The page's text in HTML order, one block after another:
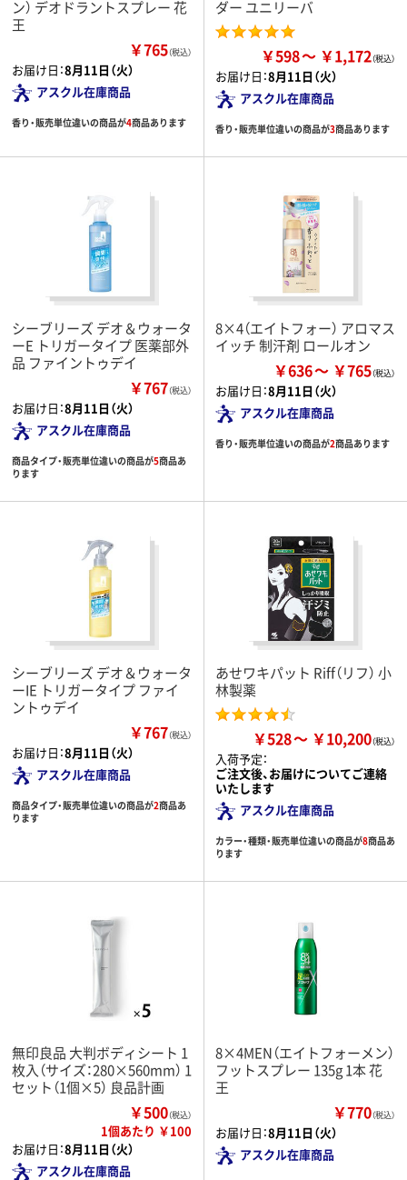
ン） デオドラントスプレー 花
王
￥765（税込）
お届け日：8月11日（火）
アスクル在庫商品
香り・販売単位違いの商品が4商品あります
ダー ユニリーバ
￥598 ￥1,172
お届け日：8月11日（火）
アスクル在庫商品
香り・販売単位違いの商品が3商品あります
シーブリーズ デオ＆ウォータ
ーE トリガータイプ 医薬部外
品 ファイントゥデイ
￥767（税込）
お届け日：8月11日（火）
アスクル在庫商品
商品タイプ・販売単位違いの商品が5商品あ
ります
8×4（エイトフォー） アロマス
イッチ 制汗剤 ロールオン
￥636 ￥765
お届け日：8月11日（火）
アスクル在庫商品
香り・販売単位違いの商品が2商品あります
シーブリーズ デオ＆ウォータ
ーIE トリガータイプ ファイ
ントゥデイ
￥767（税込）
お届け日：8月11日（火）
アスクル在庫商品
商品タイプ・販売単位違いの商品が2商品あ
ります
あせワキパット Riff（リフ） 小
林製薬
￥528 ￥10,200
入荷予定：
ご注文後、お届けについてご連絡
いたします
アスクル在庫商品
カラー・種類・販売単位違いの商品が8商品あ
ります
無印良品 大判ボディシート 1
枚入（サイズ：280×560mm） 1
セット（1個×5） 良品計画
￥500（税込）
1個あたり ￥100
お届け日：8月11日（火）
アスクル在庫商品
8×4MEN（エイトフォーメン）
フットスプレー 135g 1本 花
王
￥770（税込）
お届け日：8月11日（火）
アスクル在庫商品